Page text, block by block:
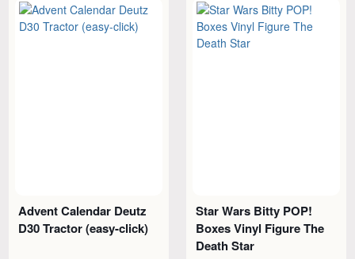
Advent Calendar Deutz
D30 Tractor (easy-click)
Star Wars Bitty POP!
Boxes Vinyl Figure The
Death Star